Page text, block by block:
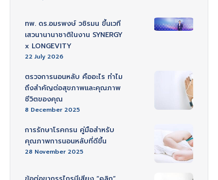
ทพ. ดร.อมรพงษ์ วชิรมน ขึ้นเวที
เสวนานานาชาติในงาน SYNERGY
x LONGEVITY
22 July 2026
ตรวจการนอนหลับ คืออะไร ทำไม
ถึงสำคัญต่อสุขภาพและคุณภาพ
ชีวิตของคุณ
8 December 2025
การรักษาโรคกรน คู่มือสำหรับ
คุณภาพการนอนหลับที่ดีขึ้น
28 November 2025